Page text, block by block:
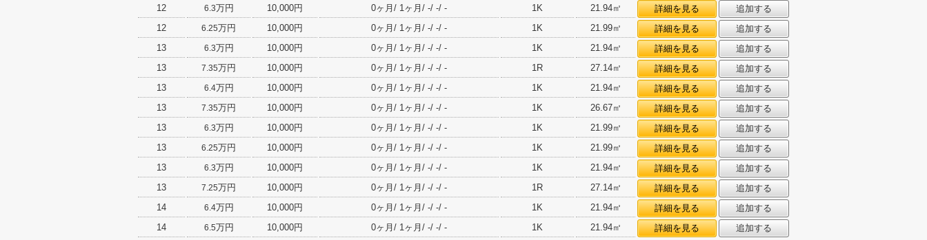
12
6.3万円 10,000円 0ヶ月/ 1ヶ月/ -/ -/ - 1K 21.94㎡ 詳細を見る
追加する
12
6.25万円 10,000円 0ヶ月/ 1ヶ月/ -/ -/ - 1K 21.99㎡ 詳細を見る
追加する
13
6.3万円 10,000円 0ヶ月/ 1ヶ月/ -/ -/ - 1K 21.94㎡ 詳細を見る
追加する
13
7.35万円 10,000円 0ヶ月/ 1ヶ月/ -/ -/ - 1R 27.14㎡ 詳細を見る
追加する
13
6.4万円 10,000円 0ヶ月/ 1ヶ月/ -/ -/ - 1K 21.94㎡ 詳細を見る
追加する
13
7.35万円 10,000円 0ヶ月/ 1ヶ月/ -/ -/ - 1K 26.67㎡ 詳細を見る
追加する
13
6.3万円 10,000円 0ヶ月/ 1ヶ月/ -/ -/ - 1K 21.99㎡ 詳細を見る
追加する
13
6.25万円 10,000円 0ヶ月/ 1ヶ月/ -/ -/ - 1K 21.99㎡ 詳細を見る
追加する
13
6.3万円 10,000円 0ヶ月/ 1ヶ月/ -/ -/ - 1K 21.94㎡ 詳細を見る
追加する
13
7.25万円 10,000円 0ヶ月/ 1ヶ月/ -/ -/ - 1R 27.14㎡ 詳細を見る
追加する
14
6.4万円 10,000円 0ヶ月/ 1ヶ月/ -/ -/ - 1K 21.94㎡ 詳細を見る
追加する
14
6.5万円 10,000円 0ヶ月/ 1ヶ月/ -/ -/ - 1K 21.94㎡ 詳細を見る 追加する